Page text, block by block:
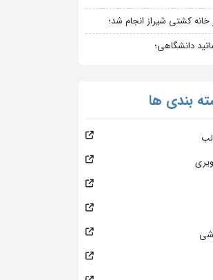
کشتی شیراز انجام شد؛
دانشگاهی؛
بندی ها